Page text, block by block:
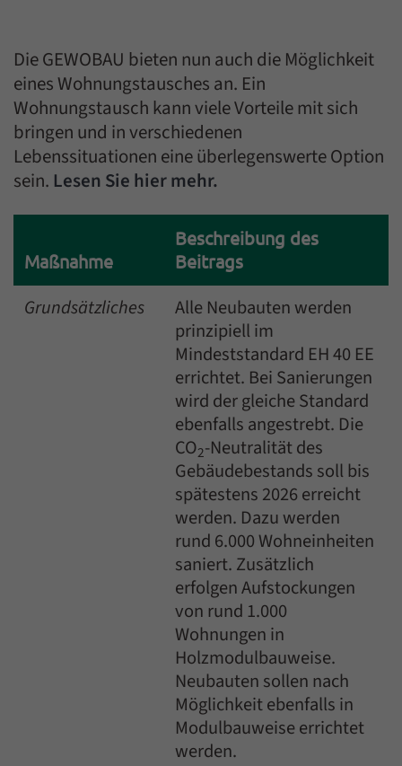
Einleitung
Die GEWOBAU bieten nun auch die Möglichkeit
eines Wohnungstausches an. Ein
Wohnungstausch kann viele Vorteile mit sich
bringen und in verschiedenen
Lebenssituationen eine überlegenswerte Option
sein. Lesen Sie hier mehr.
Maßnahme
Beschreibung des
Beitrags
Grundsätzliches
Alle Neubauten werden
prinzipiell im
Mindeststandard EH 40 EE
errichtet. Bei Sanierungen
wird der gleiche Standard
ebenfalls angestrebt. Die
CO2-Neutralität des
Gebäudebestands soll bis
spätestens 2026 erreicht
werden. Dazu werden
rund 6.000 Wohneinheiten
saniert. Zusätzlich
erfolgen Aufstockungen
von rund 1.000
Wohnungen in
Holzmodulbauweise.
Neubauten sollen nach
Möglichkeit ebenfalls in
Modulbauweise errichtet
werden.